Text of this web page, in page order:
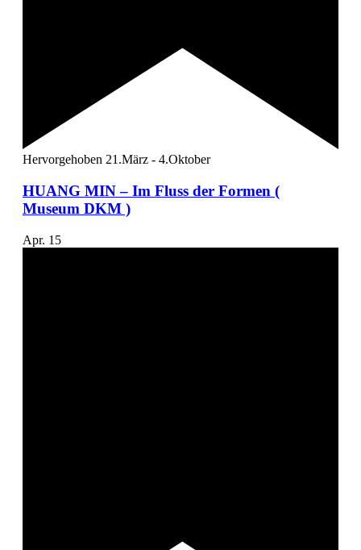
Hervorgehoben 21.März - 4.Oktober
HUANG MIN – Im Fluss der Formen (
Museum DKM )
Apr. 15